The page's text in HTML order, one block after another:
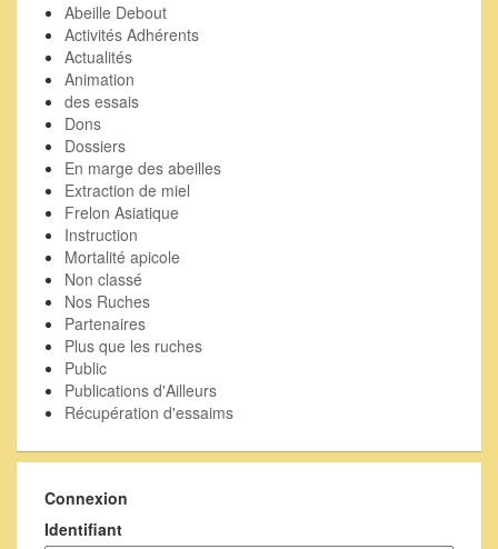
Abeille Debout
Activités Adhérents
Actualités
Animation
des essais
Dons
Dossiers
En marge des abeilles
Extraction de miel
Frelon Asiatique
Instruction
Mortalité apicole
Non classé
Nos Ruches
Partenaires
Plus que les ruches
Public
Publications d'Ailleurs
Récupération d'essaims
Connexion
Identifiant